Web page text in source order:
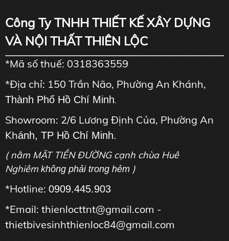
Công Ty TNHH THIẾT KẾ XÂY DỰNG
VÀ NỘI THẤT THIÊN LỘC
*Mã số thuế: 0318363559
*Địa chỉ: 150 Trần Não, Phường An Khánh,
Thành Phố Hồ Chí Minh.
Showroom: 2/6 Lương Định Của, Phường An
Khánh, TP Hồ Chí Minh.
( nằm MẶT TIỀN ĐƯỜNG cạnh chùa Huê
Nghiêm không phải trong hẻm )
*Hotline: 0909.445.903
*Email: thienlocttnt@gmail.com -
thietbivesinhthienloc84@gmail.com